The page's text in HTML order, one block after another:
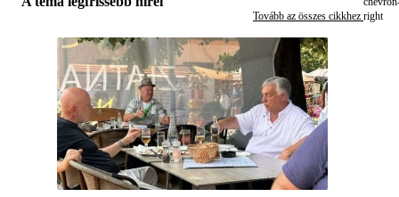
Tovább az összes cikkhez